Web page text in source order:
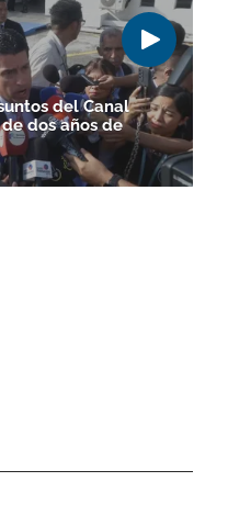
del Canal
dos años de